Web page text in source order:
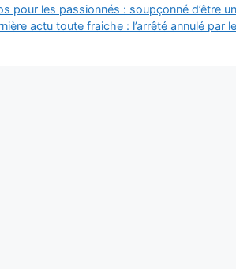
pour les passionnés : soupçonné d’être
actu toute fraiche : l’arrêté annulé par